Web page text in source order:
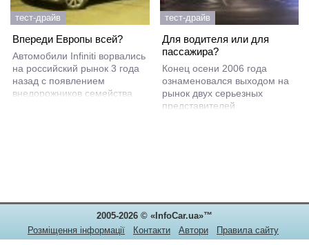
тест-драйв
Впереди Европы всей?
Автомобили Infiniti ворвались
на российский рынок 3 года
назад с появлением
внедорожников семейства
тест-драйв
Для водителя или для
пассажира?
Конец осени 2006 года
ознаменовался выходом на
рынок двух серьезных
представителей
сегмент авторынка.
2005-2026 © «InfoCar.ua»™
Розміщення інформації
Контакти Автори
Правила сайту